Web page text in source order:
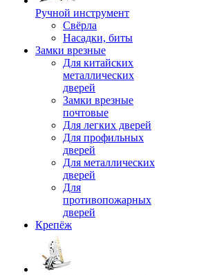
Ручной инструмент
Свёрла
Насадки, биты
Замки врезные
Для китайских
металлических
дверей
Замки врезные
почтовые
Для легких дверей
Для профильных
дверей
Для металлических
дверей
Для
противопожарных
дверей
Крепёж